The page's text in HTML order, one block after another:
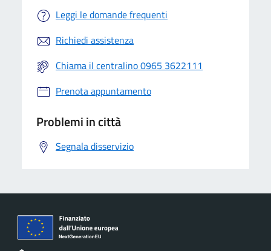
Leggi le domande frequenti
Richiedi assistenza
Chiama il centralino 0965 3622111
Prenota appuntamento
Problemi in città
Segnala disservizio